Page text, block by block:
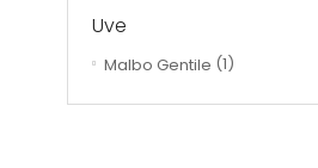
Uve
Malbo Gentile (1)